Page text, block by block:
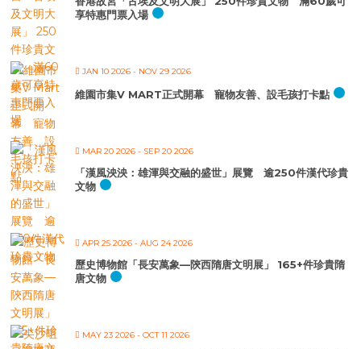
享特惠門票入場
JAN 10 2026 - NOV 29 2026
維園市集V MART正式開幕 寵物友善、設毛孩打卡點
MAR 20 2026 - SEP 20 2026
「漢風泱泱：雄渾與交融的盛世」展覽 逾250件漢代珍貴
文物
APR 25 2026 - AUG 24 2026
歷史博物館「長安萬象—陝西隋唐文明展」 165+件珍貴隋
唐文物
MAY 23 2026 - OCT 11 2026